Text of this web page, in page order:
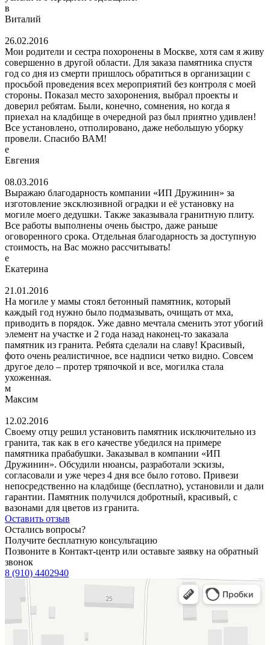
в
Виталий
26.02.2016
Мои родители и сестра похоронены в Москве, хотя сам я живу
совершенно в другой области. Для заказа памятника спустя
год со дня из смерти пришлось обратиться в организации с
просьбой проведения всех мероприятий без контроля с моей
стороны. Показал место захоронения, выбрал проекты и
доверил ребятам. Были, конечно, сомнения, но когда я
приехал на кладбище в очередной раз был приятно удивлен!
Все установлено, отполировано, даже небольшую уборку
провели. Спасибо ВАМ!
е
Евгения
08.03.2016
Выражаю благодарность компании «ИП Дружинин» за
изготовление эксклюзивной оградки и её установку на
могиле моего дедушки. Также заказывала гранитную плиту.
Все работы выполнены очень быстро, даже раньше
оговоренного срока. Отдельная благодарность за доступную
стоимость, на Вас можно рассчитывать!
е
Екатерина
21.01.2016
На могиле у мамы стоял бетонный памятник, который
каждый год нужно было подмазывать, очищать от мха,
приводить в порядок. Уже давно мечтала сменить этот убогий
элемент на участке и 2 года назад наконец-то заказала
памятник из гранита. Ребята сделали на славу! Красивый,
фото очень реалистичное, все надписи четко видно. Совсем
другое дело – протер тряпочкой и все, могилка стала
ухоженная.
м
Максим
12.02.2016
Своему отцу решил установить памятник исключительно из
гранита, так как в его качестве убедился на примере
памятника прабабушки. Заказывал в компании «ИП
Дружинин». Обсудили нюансы, разработали эскизы,
согласовали и уже через 4 дня все было готово. Привези
непосредственно на кладбище (бесплатно), установили и дали
гарантии. Памятник получился добротный, красивый, с
вазонами для цветов из гранита.
Оставить отзыв
Остались вопросы?
Получите бесплатную консультацию
Позвоните в Контакт-центр или оставьте заявку на обратный
звонок
8 (910) 4402940